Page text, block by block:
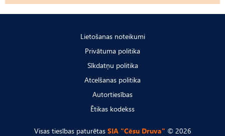
Lietošanas noteikumi
Privātuma politika
Sīkdatņu politika
Atcelšanas politika
Autortiesības
Ētikas kodekss
Visas tiesības paturētas SIA "Cēsu Druva" © 2026